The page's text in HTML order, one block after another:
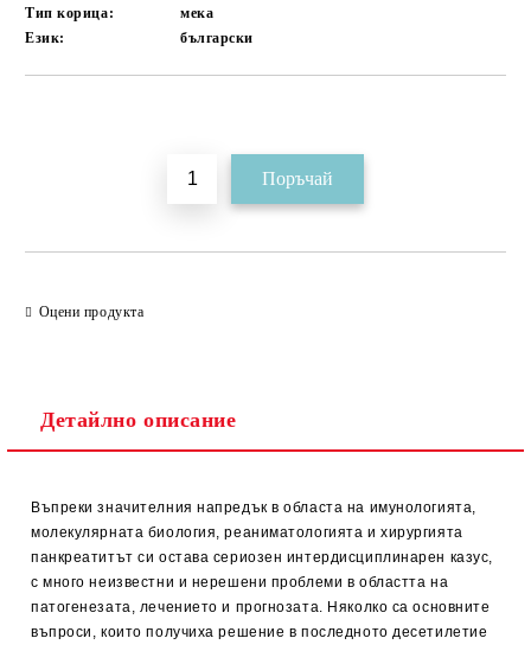
Тип корица:
мека
Език:
български
Оцени продукта
Детайлно описание
Въпреки значителния напредък в областа на имунологията,
молекулярната биология, реаниматологията и хирургията
панкреатитът си остава сериозен интердисциплинарен казус,
с много неизвестни и нерешени проблеми в областта на
патогенезата, лечението и прогнозата. Няколко са основните
въпроси, които получиха решение в последното десетилетие